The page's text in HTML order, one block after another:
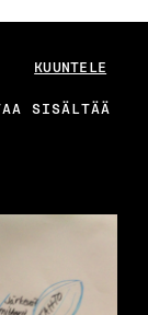
KUUNTELE
SISÄLTÄÄ